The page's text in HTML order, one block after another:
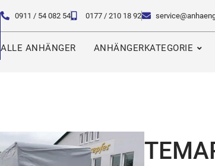
0911 / 54 082 54 0177 / 210 18 92
ALLE ANHÄNGER ANHÄNGERKATEGORIE